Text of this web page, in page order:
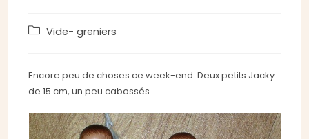
PostVide- greniers
Encore peu de choses ce week-end. Deux petits Jacky
de 15 cm, un peu cabossés.